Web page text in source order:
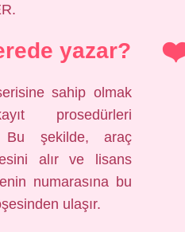
yazar?
sahip olmak
prosedürleri
Bu şekilde, araç
alır ve lisans
numarasına bu
ulaşır.